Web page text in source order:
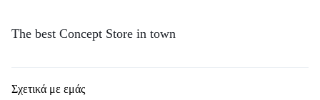
The best Concept Store in town
Σχετικά με εμάς